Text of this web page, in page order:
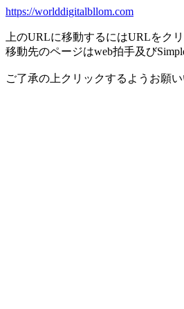
https://worlddigitalbllom.com
上のURLに移動するにはURLをク
移動先のページはweb拍手及び
ご了承の上クリックするようお願い